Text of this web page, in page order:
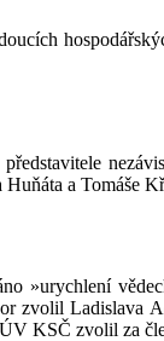
a Tomáše
»urychlení
zvolil Ladislava
KSČ zvolil za